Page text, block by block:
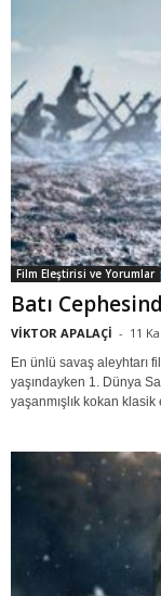
Film Eleştirisi ve Yorumlar
Batı
VİKTOR APALAÇİ - 11
En ünlü savaş aleyhtarı
yaşındayken 1. Dünya
yaşanmışlık kokan klasik